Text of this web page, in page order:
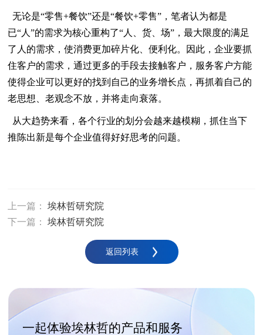
无论是“零售+餐饮”还是“餐饮+零售”，笔者认为都是
已“人”的需求为核心重构了“人、货、场”，最大限度的满足
了人的需求，使消费更加碎片化、便利化。因此，企业要抓
住客户的需求，通过更多的手段去接触客户，服务客户方能
使得企业可以更好的找到自己的业务增长点，再抓着自己的
老思想、老观念不放，并将走向衰落。
从大趋势来看，各个行业的划分会越来越模糊，抓住当下
推陈出新是每个企业值得好好思考的问题。
上一篇： 埃林哲研究院
下一篇： 埃林哲研究院
返回列表
一起体验埃林哲的产品和服务